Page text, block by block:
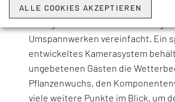
Fernwartungslösung beugt dem
Umspannwerken vereinfacht. Ein
entwickeltes Kamerasystem
ungebetenen Gästen die
Pflanzenwuchs, den
viele weitere Punkte im Blick, um
ALLE COOKIES AKZEPTIEREN